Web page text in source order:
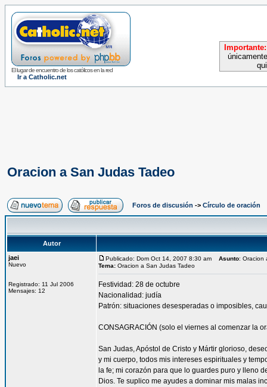
El lugar de encuentro de los católicos en la red
Ir a Catholic.net
Importante:
Oracion a San Judas Tadeo
Foros de discusión -> Círculo de oración
Autor
jaei
Nuevo
Registrado: 11 Jul 2006
Mensajes: 12
Publicado: Dom Oct 14, 2007 8:30 am Asunto: Oracion
Tema: Oracion a San Judas Tadeo
Festividad: 28 de octubre
Nacionalidad: judía
Patrón: situaciones desesperadas o imposibles,
CONSAGRACIÓN (solo el viernes al comenzar la
San Judas, Apóstol de Cristo y Mártir glorioso,
y mi cuerpo, todos mis intereses espirituales y
la fe; mi corazón para que lo guardes puro y lleno
Dios. Te suplico me ayudes a dominar mis malas